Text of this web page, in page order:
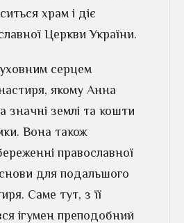
храм і діє
Церкви України.
серцем
якому Анна
значні землі та кошти
Вона також
православної
для подальшого
Саме тут, з її
ігумен преподобний